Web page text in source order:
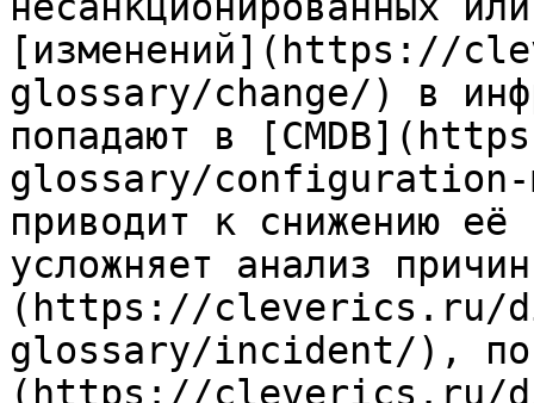
[изменений](https://
glossary/change/) в
попадают в
glossary/configuration-
приводит к снижению
усложняет анализ
(https://cleverics.ru/
glossary/incident/),
(https://cleverics.ru/